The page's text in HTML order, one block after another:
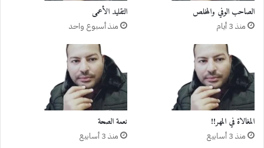
الصاحب الوفي والمخلص
منذ 3 أيام
التقليد الأعمى
منذ أسبوع واحد
المغالاة في المهر!!
منذ 3 أسابيع
نعمة الصحة
منذ 3 أسابيع